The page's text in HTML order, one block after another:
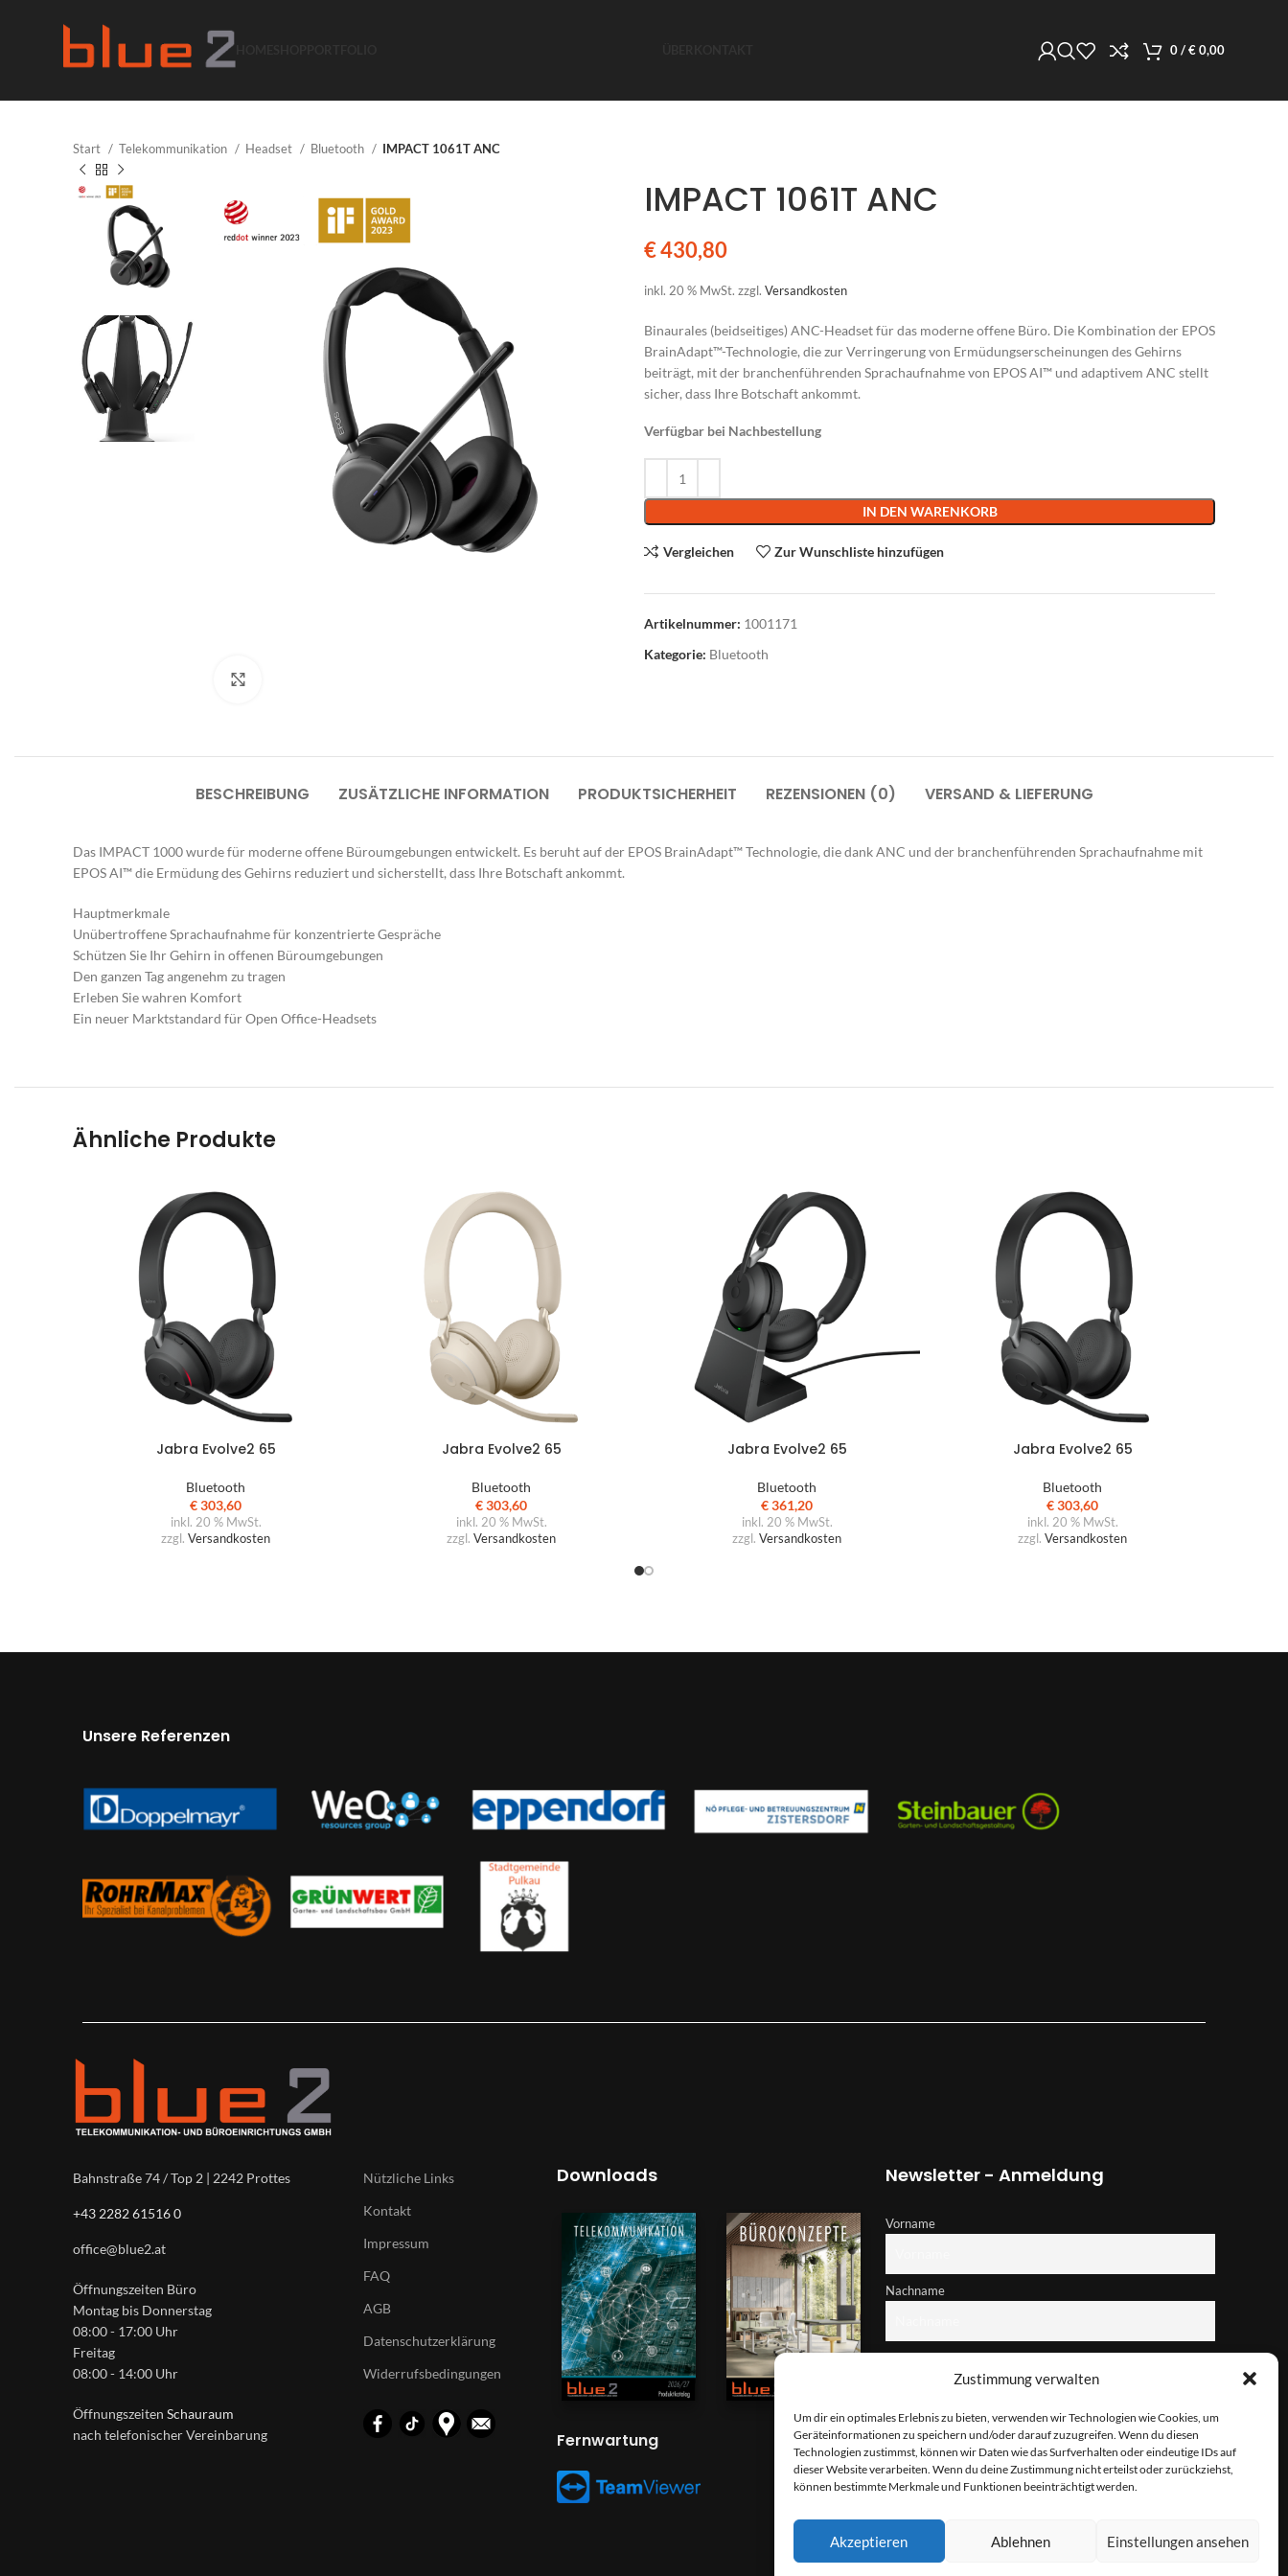
Zustimmung verwalten
Um dir ein optimales Erlebnis zu bieten, verwenden wir Technologien wie Cookies, um
Geräteinformationen zu speichern und/oder darauf zuzugreifen. Wenn du diesen
Technologien zustimmst, können wir Daten wie das Surfverhalten oder eindeutige IDs auf
dieser Website verarbeiten. Wenn du deine Zustimmung nicht erteilst oder zurückziehst,
können bestimmte Merkmale und Funktionen beeinträchtigt werden.
Akzeptieren Ablehnen Einstellungen ansehen
Büroküche
Outdoormöbel
Schauraum
0/€0,00
Start Telekommunikation Headset Bluetooth IMPACT 1061T ANC
IMPACT 1061T ANC
€430,80
inkl. 20 % MwSt. zzgl. Versandkosten
Binaurales (beidseitiges) ANC-Headset für das moderne offene Büro. Die Kombination der EPOS
BrainAdapt™-Technologie, die zur Verringerung von Ermüdungserscheinungen des Gehirns
beiträgt, mit der branchenführenden Sprachaufnahme von EPOS AI™ und adaptivem ANC stellt
sicher, dass Ihre Botschaft ankommt.
Verfügbar bei Nachbestellung
IN DEN WARENKORB
Vergleichen Zur Wunschliste hinzufügen
Artikelnummer: 1001171
Kategorie: Bluetooth
BESCHREIBUNG ZUSÄTZLICHE INFORMATION PRODUKTSICHERHEIT REZENSIONEN (0) VERSAND & LIEFERUNG
Das IMPACT 1000 wurde für moderne offene Büroumgebungen entwickelt. Es beruht auf der EPOS BrainAdapt™ Technologie, die dank ANC und der branchenführenden Sprachaufnahme mit
EPOS AI™ die Ermüdung des Gehirns reduziert und sicherstellt, dass Ihre Botschaft ankommt.
Hauptmerkmale
Unübertroffene Sprachaufnahme für konzentrierte Gespräche
Schützen Sie Ihr Gehirn in offenen Büroumgebungen
Den ganzen Tag angenehm zu tragen
Erleben Sie wahren Komfort
Ein neuer Marktstandard für Open Office-Headsets
Ähnliche Produkte
Jabra Evolve2 65
Bluetooth
€303,60
inkl. 20 % MwSt.
zzgl. Versandkosten
Jabra Evolve2 65
Bluetooth
€303,60
inkl. 20 % MwSt.
zzgl. Versandkosten
Jabra Evolve2 65
Bluetooth
€361,20
inkl. 20 % MwSt.
zzgl. Versandkosten
Jabra Evolve2 65
Bluetooth
€303,60
inkl. 20 % MwSt.
zzgl. Versandkosten
Unsere Referenzen
Bahnstraße 74 / Top 2 | 2242 Prottes
+43 2282 61516 0
office@blue2.at
Öffnungszeiten Büro
Montag bis Donnerstag
08:00 - 17:00 Uhr
Freitag
08:00 - 14:00 Uhr
Öffnungszeiten Schauraum
nach telefonischer Vereinbarung
Nützliche Links
Kontakt
Impressum
FAQ
AGB
Datenschutzerklärung
Widerrufsbedingungen
Downloads
Fernwartung
Newsletter - Anmeldung
Vorname
Nachname
E-Mail-Adresse
Hiermit akzeptiere ich die Datenschutzbestimmungen